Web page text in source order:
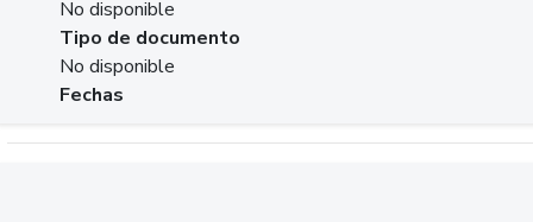
No disponible
Tipo de documento
No disponible
Fechas